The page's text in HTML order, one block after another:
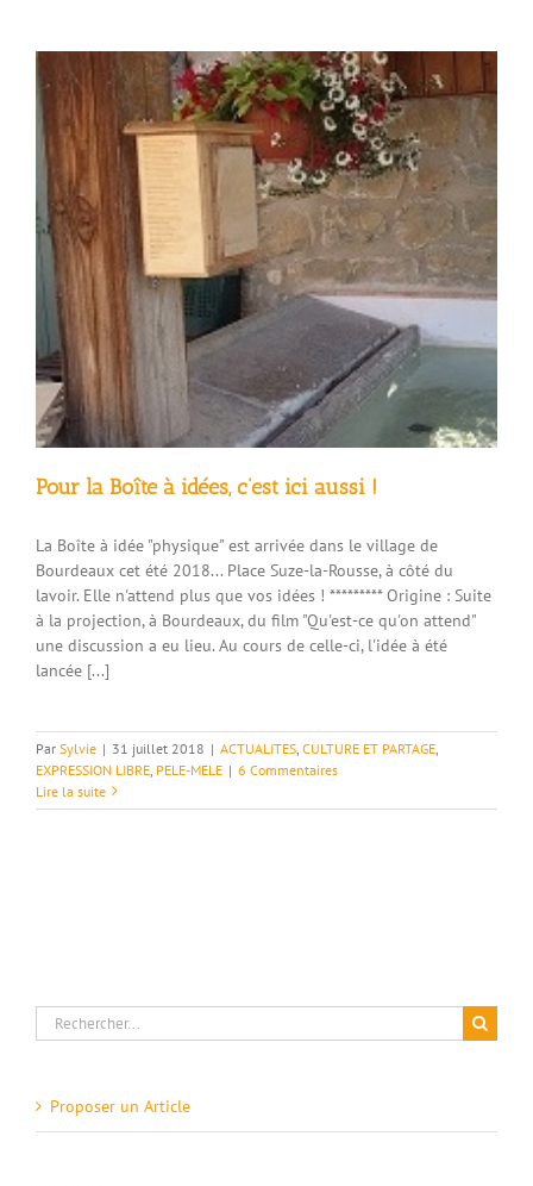
Pour la Boîte à idées, c’est ici aussi !
La Boîte à idée "physique" est arrivée dans le village de
Bourdeaux cet été 2018... Place Suze-la-Rousse, à côté du
lavoir. Elle n'attend plus que vos idées ! ********* Origine : Suite
à la projection, à Bourdeaux, du film "Qu'est-ce qu'on attend"
une discussion a eu lieu. Au cours de celle-ci, l'idée à été
lancée [...]
Par Sylvie | 31 juillet 2018 | ACTUALITES CULTURE ET PARTAGE
EXPRESSION LIBRE PELE-MELE | 6 Commentaires
Lire la suite
Rechercher:
Proposer un Article